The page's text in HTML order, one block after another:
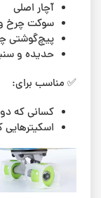
آچار اصلی
سوکت چرخ
پیچ‌گوشتی
حدیده و
✅ مناسب برای:
کسانی که